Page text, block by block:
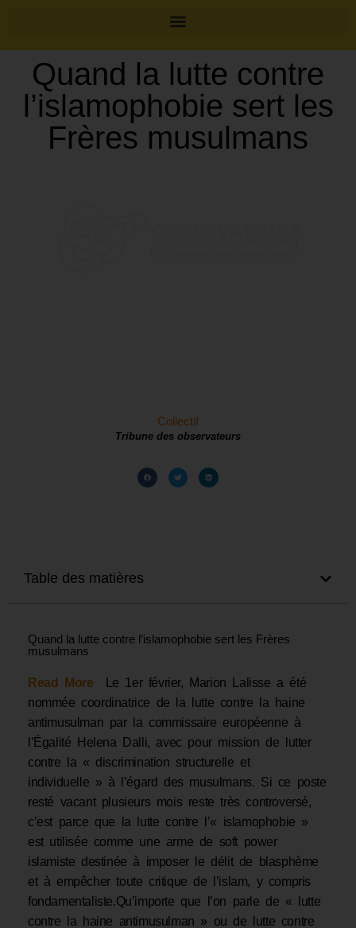
Quand la lutte contre
l’islamophobie sert les
Frères musulmans
Collectif
Tribune des observateurs
Table des matières
Quand la lutte contre l’islamophobie sert les Frères
musulmans
Read More Le 1er février, Marion Lalisse a été
nommée coordinatrice de la lutte contre la haine
antimusulman par la commissaire européenne à
l’Égalité Helena Dalli, avec pour mission de lutter
contre la « discrimination structurelle et
individuelle » à l’égard des musulmans. Si ce poste
resté vacant plusieurs mois reste très controversé,
c’est parce que la lutte contre l’« islamophobie »
est utilisée comme une arme de soft power
islamiste destinée à imposer le délit de blasphème
et à empêcher toute critique de l’islam, y compris
fondamentaliste.Qu’importe que l’on parle de « lutte
contre la haine antimusulman » ou de lutte contre